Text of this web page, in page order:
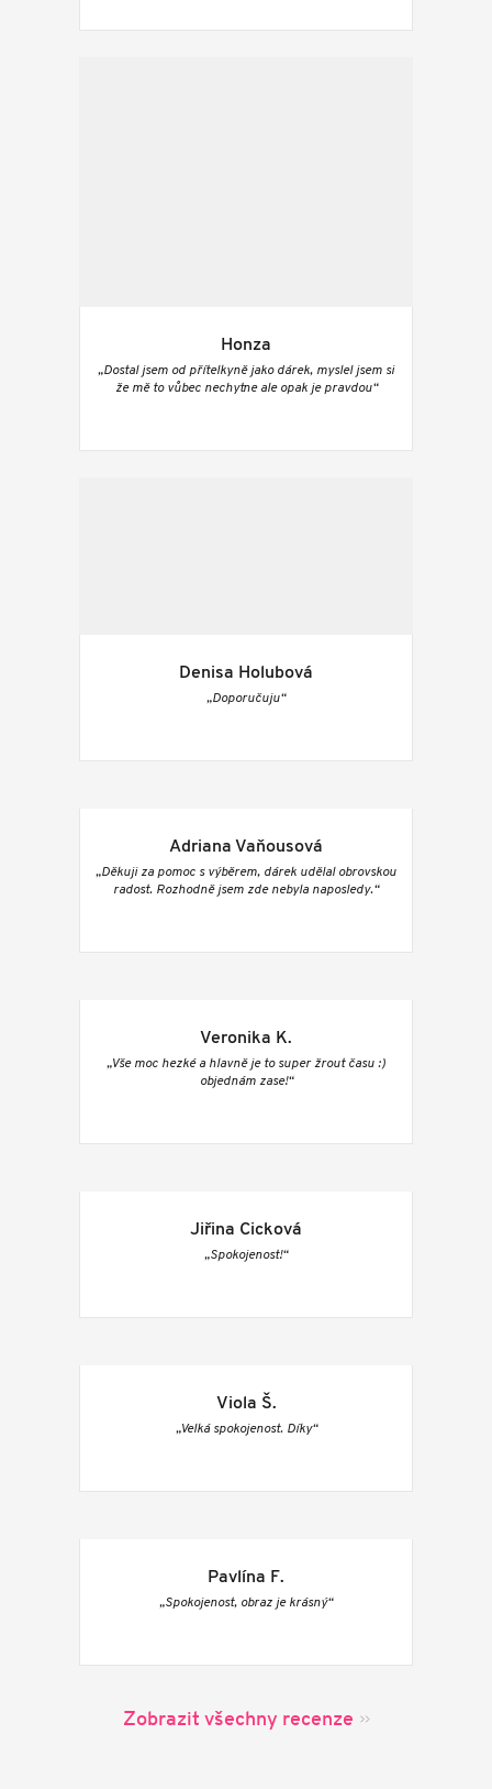
Honza
„Dostal jsem od přítelkyně jako dárek, myslel jsem si
že mě to vůbec nechytne ale opak je pravdou“
Denisa Holubová
„Doporučuju“
Adriana Vaňousová
„Děkuji za pomoc s výběrem, dárek udělal obrovskou
radost. Rozhodně jsem zde nebyla naposledy.“
Veronika K.
„Vše moc hezké a hlavně je to super žrout času :)
objednám zase!“
Jiřina Cicková
„Spokojenost!“
Viola Š.
„Velká spokojenost. Díky“
Pavlína F.
„Spokojenost, obraz je krásný“
Zobrazit všechny recenze